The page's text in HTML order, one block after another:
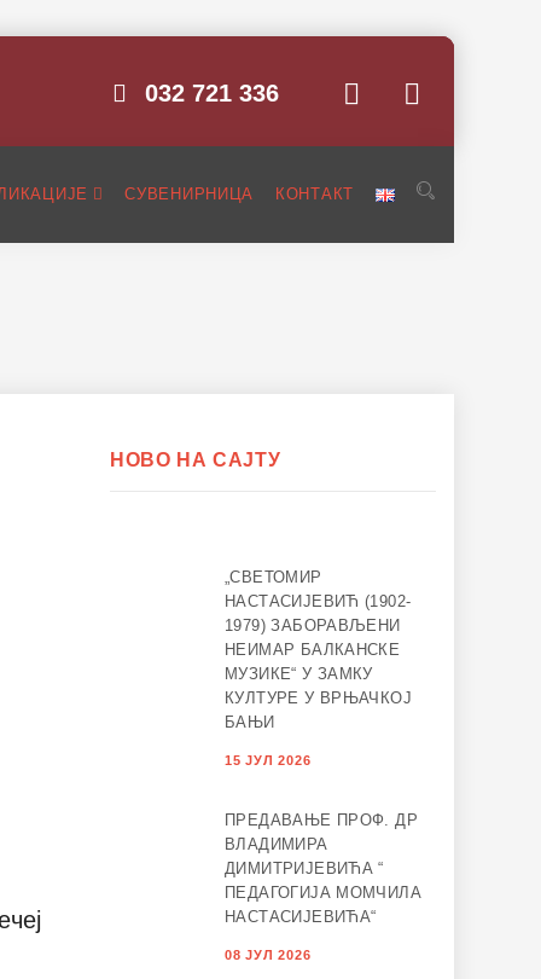
032 721 336
СУВЕНИРНИЦА КОНТАКТ
НОВО НА САЈТУ
„СВЕТОМИР
НАСТАСИЈЕВИЋ (1902-
1979) ЗАБОРАВЉЕНИ
НЕИМАР БАЛКАНСКЕ
МУЗИКЕ“ У ЗАМКУ
КУЛТУРЕ У ВРЊАЧКОЈ
БАЊИ
15 ЈУЛ 2026
ПРЕДАВАЊЕ ПРОФ. ДР
ВЛАДИМИРА
ДИМИТРИЈЕВИЋА “
ПЕДАГОГИЈА МОМЧИЛА
НАСТАСИЈЕВИЋА“
08 ЈУЛ 2026